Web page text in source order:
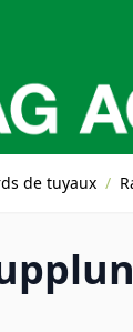
de tuyaux /